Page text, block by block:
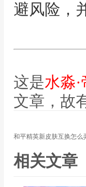
避风险，
这是水淼
文章，故
和平精英新皮肤互换怎么
相关文章